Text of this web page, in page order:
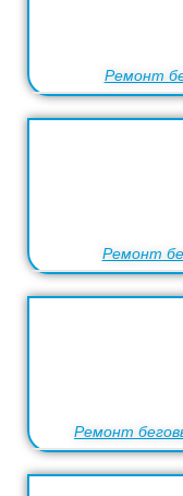
Ремонт
Ремонт
Ремонт